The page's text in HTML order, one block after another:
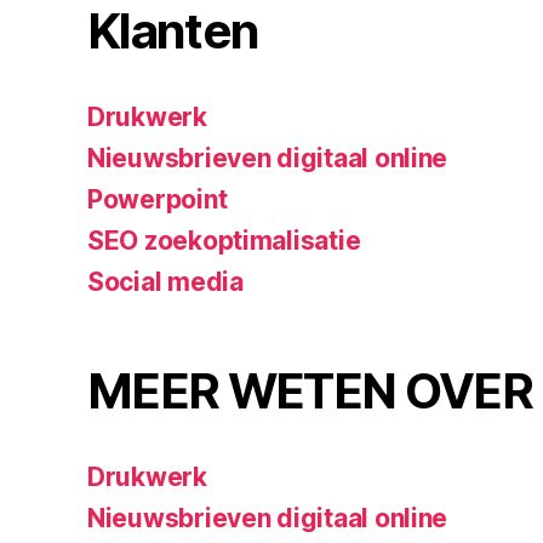
Klanten
Drukwerk
Nieuwsbrieven digitaal online
Powerpoint
SEO zoekoptimalisatie
Social media
MEER WETEN
Drukwerk
Nieuwsbrieven digitaal online